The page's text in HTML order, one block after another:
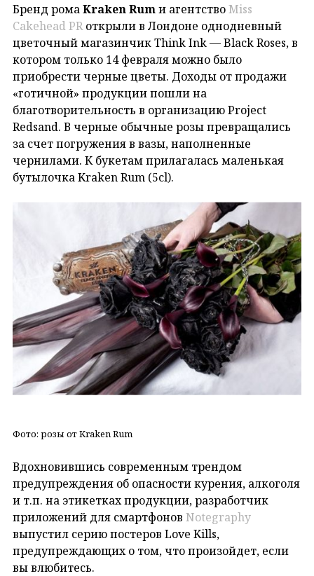
Бренд ромаKraken Rumи агентствоMiss
Cakehead PRоткрыли в Лондоне однодневный
цветочный магазинчик Think Ink — Black Roses, в
котором только 14 февраля можно было
приобрести черные цветы. Доходы от продажи
«готичной» продукции пошли на
благотворительность в организацию Project
Redsand. В черные обычные розы превращались
за счет погружения в вазы, наполненные
чернилами. К букетам прилагалась маленькая
бутылочка Kraken Rum (5cl).
Фото: розы от Kraken Rum
Вдохновившись современным трендом
предупреждения об опасности курения, алкоголя
и т.п. на этикетках продукции, разработчик
приложений для смартфонов Notegraphy
выпустил серию постеров Love Kills,
предупреждающих о том, что произойдет, если
вы влюбитесь.